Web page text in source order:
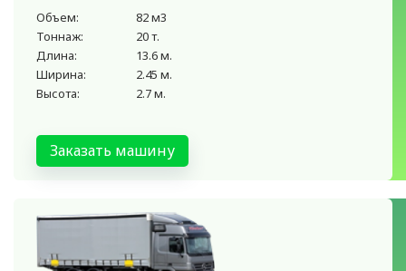
Объем:
82 м3
Тоннаж:
20 т.
Длина:
13.6 м.
Ширина:
2.45 м.
Высота:
2.7 м.
Заказать машину